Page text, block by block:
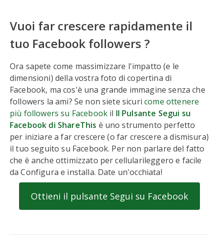
Vuoi far crescere rapidamente il
tuo Facebook followers ?
Ora sapete come massimizzare l'impatto (e le
dimensioni) della vostra foto di copertina di
Facebook, ma cos'è una grande immagine senza che
followers la ami? Se non siete sicuricome ottenere
più followers su Facebook il Il Pulsante Segui su
Facebook di ShareThis è uno strumento perfetto
per iniziare a far crescere (o far crescere a dismisura)
il tuo seguito su Facebook. Per non parlare del fatto
che è anche ottimizzato per cellularileggero e facile
da Configura e installa. Date un'occhiata!
Ottieni il pulsante Segui su Facebook